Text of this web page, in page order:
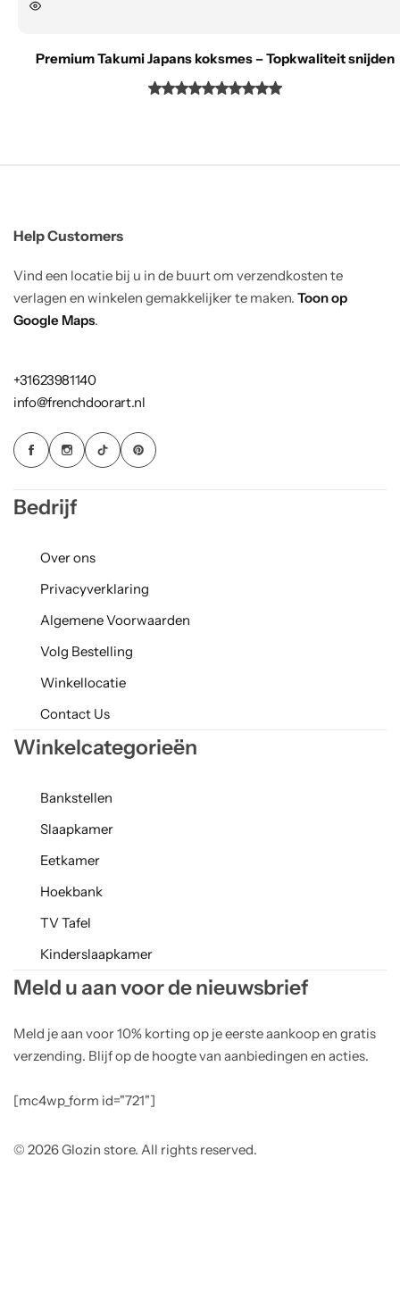
Premium Takumi Japans koksmes – Topkwaliteit snijden
Help Customers
Vind een locatie bij u in de buurt om verzendkosten te
verlagen en winkelen gemakkelijker te maken. Toon op
Google Maps.
+31623981140
info@frenchdoorart.nl
Bedrijf
Over ons
Privacyverklaring
Algemene Voorwaarden
Volg Bestelling
Winkellocatie
Contact Us
Winkelcategorieën
Bankstellen
Slaapkamer
Eetkamer
Hoekbank
TV Tafel
Kinderslaapkamer
Meld u aan voor de nieuwsbrief
Meld je aan voor 10% korting op je eerste aankoop en gratis
verzending. Blijf op de hoogte van aanbiedingen en acties.
[mc4wp_form id="721"]
© 2026 Glozin store. All rights reserved.